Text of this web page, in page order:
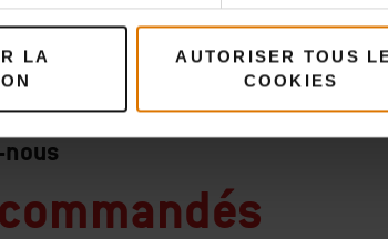
LA
AUTORISER TOUS
COOKIES